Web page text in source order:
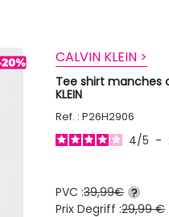
CALVIN KLEIN >
Tee shirt manches
KLEIN
Ref. : P26H2906
4/5 -
PVC :39,99€ ?
Prix Degriff :29,99 €